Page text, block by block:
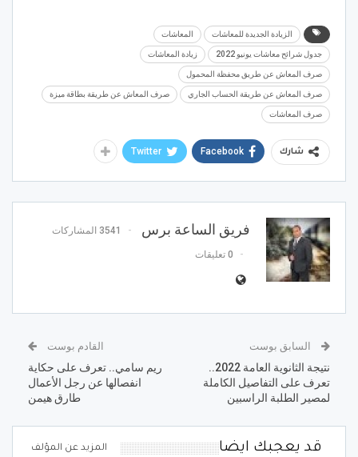
الزيادة الجديدة للمعاشات المعاشات
جدول شرائح معاشات يونيو 2022 زيادة المعاشات
صرف المعاش عن طريق محفظة المحمول
صرف المعاش عن طريقة الحساب الجاري صرف المعاش عن طريقة بطاقة ميزة
صرف المعاشات
شارك Facebook
Twitter
فريق الساعة برس 3541 المشاركات
0 تعليقات
السابق بوست
نتيجة الثانوية العامة 2022..
تعرف على التفاصيل الكاملة
لمصير الطلبة الراسبين
القادم بوست
ريم سامي.. تعرف على حكاية
انفصالها عن رجل الأعمال
طارق هيمن
قد يعجبك ايضا المزيد عن المؤلف